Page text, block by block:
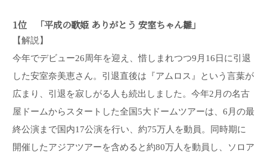
1位 「平成の歌姫 ありがとう 安室ちゃん雛」
【解説】
今年でデビュー26周年を迎え、惜しまれつつ9月16日に引退
した安室奈美恵さん。引退直後は『アムロス』という言葉が
広まり、引退を寂しがる人も続出しました。今年2月の名古
屋ドームからスタートした全国5大ドームツアーは、6月の最
終公演まで国内17公演を行い、約75万人を動員。同時期に
開催したアジアツアーを含めると約80万人を動員し、ソロア